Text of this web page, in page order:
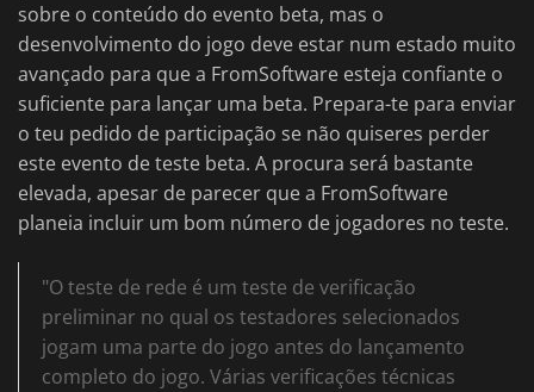
sobre o conteúdo do evento beta, mas o
desenvolvimento do jogo deve estar num estado muito
avançado para que a FromSoftware esteja confiante o
suficiente para lançar uma beta. Prepara-te para enviar
o teu pedido de participação se não quiseres perder
este evento de teste beta. A procura será bastante
elevada, apesar de parecer que a FromSoftware
planeia incluir um bom número de jogadores no teste.
"O teste de rede é um teste de verificação
preliminar no qual os testadores selecionados
jogam uma parte do jogo antes do lançamento
completo do jogo. Várias verificações técnicas